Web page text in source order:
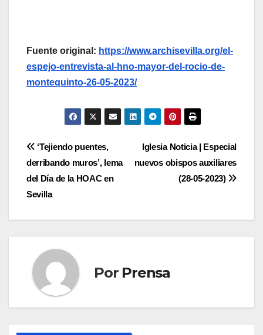
Fuente original: https://www.archisevilla.org/el-
espejo-entrevista-al-hno-mayor-del-rocio-de-
montequinto-26-05-2023/
Navegación
de
entradas
Iglesia Noticia | Especial
nuevos obispos auxiliares
(28-05-2023)
‘Tejiendo puentes,
derribando muros’, lema
del Día de la HOAC en
Sevilla
Por Prensa